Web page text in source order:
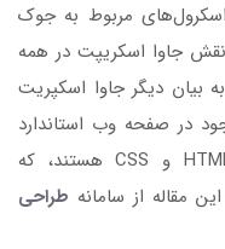
مربوط به جوک
جاوا اسکریپت در همه
بیان دیگر جاوا اسکپریت
در صفحه وب استاندارد
محسوب می‌شود، دو لایه دیگر نیز HTML و CSS هستند، که
مقاله از سامانه طراحی